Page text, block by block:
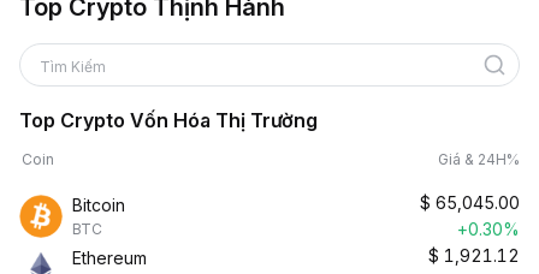
Top Crypto Thịnh Hành
Tìm Kiếm
Top Crypto Vốn Hóa Thị Trường
Coin Giá & 24H%
Bitcoin
BTC
$ 65,045.00
+0.30%
Ethereum
$ 1,921.12